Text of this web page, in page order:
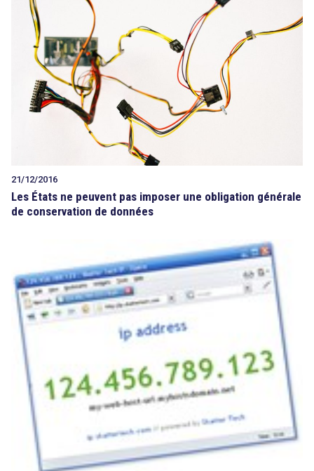
21/12/2016
Les États ne peuvent pas imposer une obligation générale
de conservation de données